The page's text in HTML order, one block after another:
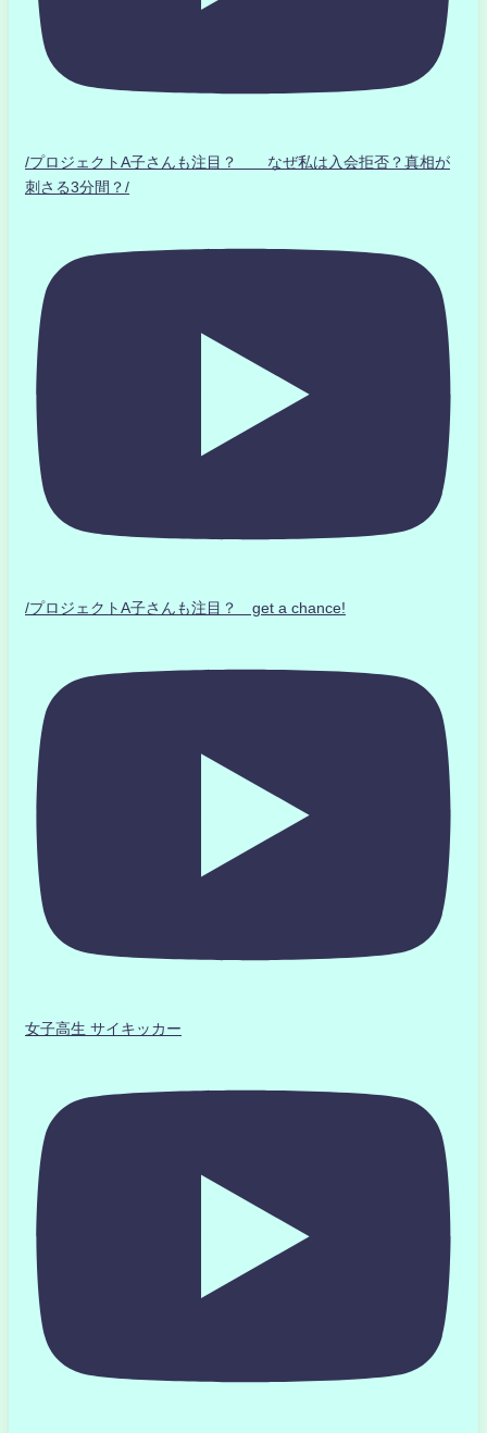
/プロジェクトA子さんも注目？ なぜ私は入会拒否？真相が
刺さる3分間？/
/プロジェクトA子さんも注目？ get a chance!
女子高生 サイキッカー